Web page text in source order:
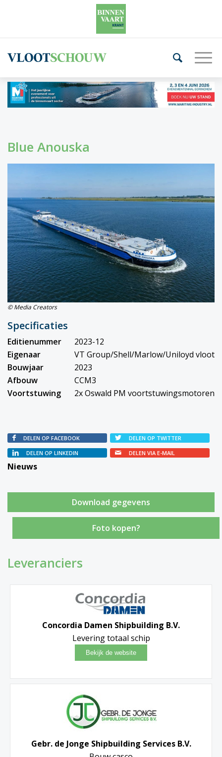
Blue Anouska
© Media Creators
Specificaties
Editienummer
2023-12
Eigenaar
VT Group/Shell/Marlow/Uniloyd vloot
Bouwjaar
2023
Afbouw
CCM3
Voortstuwing
2x Oswald PM voortstuwingsmotoren
DELEN OP FACEBOOK
DELEN OP TWITTER
DELEN OP LINKEDIN
DELEN VIA E-MAIL
Nieuws
Foto kopen?
Leveranciers
Concordia Damen Shipbuilding B.V.
Levering totaal schip
Gebr. de Jonge Shipbuilding Services B.V.